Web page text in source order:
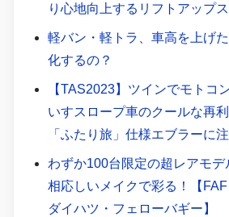
り心地向上するリフトアップ
軽バン・軽トラ、車高を上げ
化するの？
【TAS2023】ツインでモト
いすスロープ車のクールな再
「ふたり旅」仕様エブラーに注
わずか100台限定の超レアモデ
相応しいメイクで彩る！【FAF
ダイハツ・フェローバギー】